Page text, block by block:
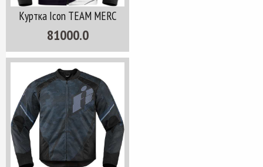
Куртка Icon TEAM MERC
81000.0